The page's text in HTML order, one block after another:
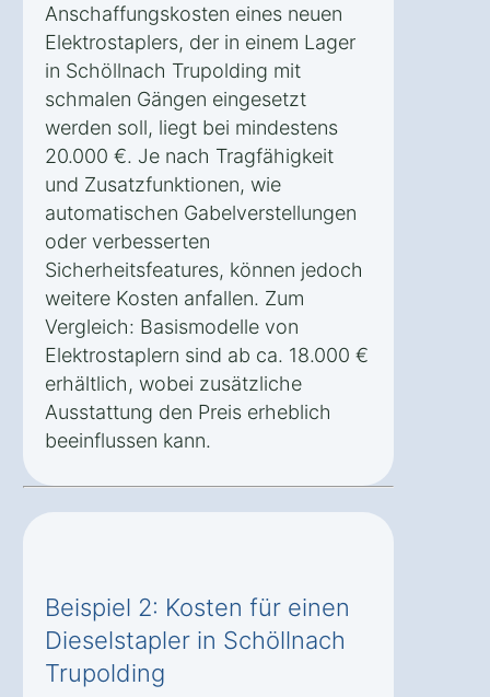
Anschaffungskosten eines neuen
Elektrostaplers, der in einem Lager
in Schöllnach Trupolding mit
schmalen Gängen eingesetzt
werden soll, liegt bei mindestens
20.000 €. Je nach Tragfähigkeit
und Zusatzfunktionen, wie
automatischen Gabelverstellungen
oder verbesserten
Sicherheitsfeatures, können jedoch
weitere Kosten anfallen. Zum
Vergleich: Basismodelle von
Elektrostaplern sind ab ca. 18.000 €
erhältlich, wobei zusätzliche
Ausstattung den Preis erheblich
beeinflussen kann.
Beispiel 2: Kosten für einen
Dieselstapler in Schöllnach
Trupolding